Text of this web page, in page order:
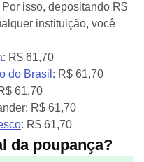
isso, depositando R$
instituição, você
: R$ 61,70
do Brasil : R$ 61,70
61,70
R$ 61,70
: R$ 61,70
da poupança?